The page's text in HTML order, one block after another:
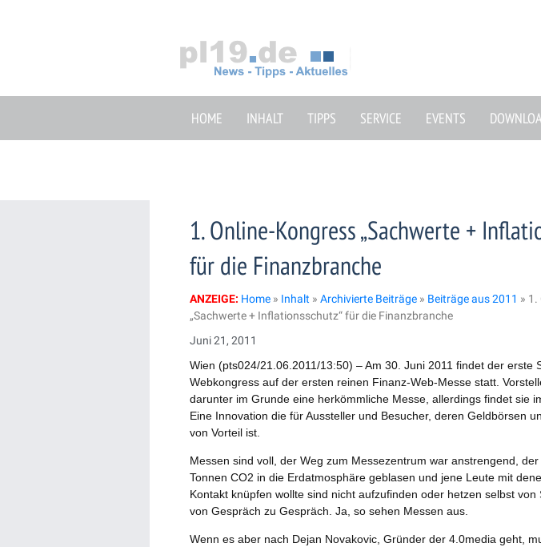
HOME INHALT TIPPS SERVICE EVENTS
1. Online-Kongress „Sachwerte +
für die Finanzbranche
ANZEIGE: Home » Inhalt » Archivierte Beiträge » Beiträge aus 2011 » 1.
„Sachwerte + Inflationsschutz“ für die Finanzbranche
Juni 21, 2011
Wien (pts024/21.06.2011/13:50) – Am 30. Juni 2011 findet der erste
Webkongress auf der ersten reinen Finanz-Web-Messe statt.
darunter im Grunde eine herkömmliche Messe, allerdings findet sie
Eine Innovation die für Aussteller und Besucher, deren Geldbörsen
von Vorteil ist.
Messen sind voll, der Weg zum Messezentrum war anstrengend,
Tonnen CO2 in die Erdatmosphäre geblasen und jene Leute mit
Kontakt knüpfen wollte sind nicht aufzufinden oder hetzen selbst von
von Gespräch zu Gespräch. Ja, so sehen Messen aus.
Wenn es aber nach Dejan Novakovic, Gründer der 4.0media geht,